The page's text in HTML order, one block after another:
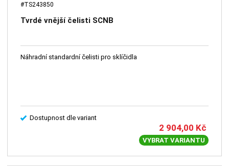
#TS243850
Tvrdé vnější čelisti SCNB
Náhradní standardní čelisti pro sklíčidla
Dostupnost dle variant
2 904,00 Kč
VYBRAT VARIANTU